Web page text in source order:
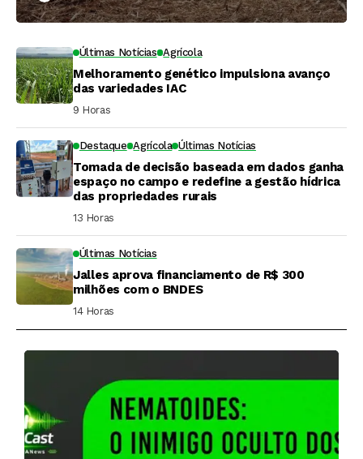
Últimas Notícias Agrícola
Melhoramento genético impulsiona avanço
das variedades IAC
9 Horas ⁮
Destaque Agrícola Últimas Notícias
Tomada de decisão baseada em dados ganha
espaço no campo e redefine a gestão hídrica
das propriedades rurais
13 Horas ⁮
Últimas Notícias
Jalles aprova financiamento de R$ 300
milhões com o BNDES
14 Horas ⁮